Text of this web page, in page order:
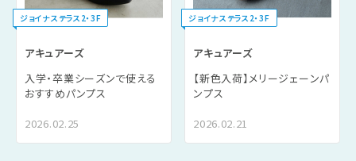
ジョイナステラス2・3F
アキュアーズ
入学・卒業シーズンで使える
おすすめパンプス
2026.02.25
ジョイナステラス2・3F
アキュアーズ
【新色入荷】メリージェーンパ
ンプス
2026.02.21